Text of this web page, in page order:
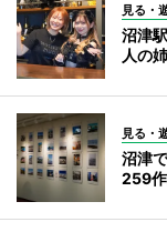
見る・
沼津
人の
見る・
沼津
259